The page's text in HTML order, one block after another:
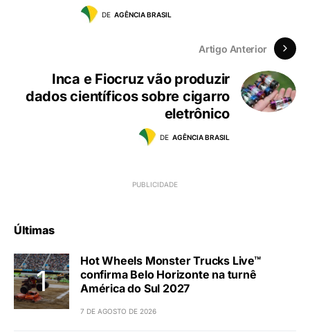
DE AGÊNCIA BRASIL
Artigo Anterior
Inca e Fiocruz vão produzir
dados científicos sobre cigarro
eletrônico
DE AGÊNCIA BRASIL
Últimas
Hot Wheels Monster Trucks Live™
confirma Belo Horizonte na turnê
América do Sul 2027
7 DE AGOSTO DE 2026